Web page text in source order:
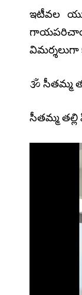
ఇటీవల
గాయపరిచాయి.
🕉️ సీతమ్మ
సీతమ్మ